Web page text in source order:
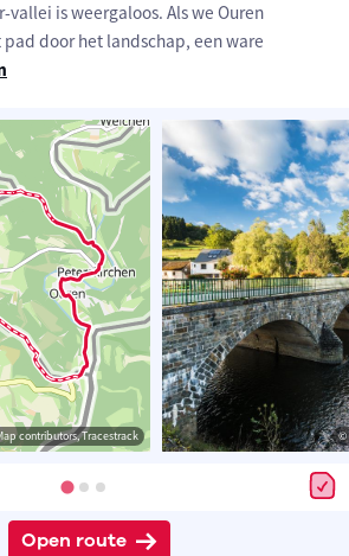
vallei is weergaloos. Als we Ouren
door het landschap, een ware
contributors, Tracestrack ©
Open route